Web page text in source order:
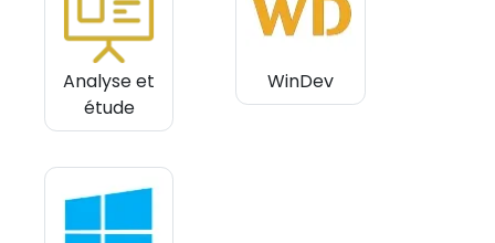
Analyse et
étude
WinDev